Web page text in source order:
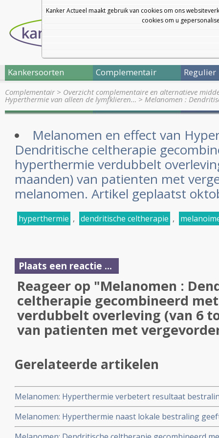
Kanker Actueel maakt gebruik van cookies om ons
cookies om u
Kankersoorten Complementair Regulier
Complementair> Overzicht complementaire en alternatieve
Hyperthermie van alleen de lymfklieren… > Melanomen :
Melanomen en effect van
Dendritische celtherapie
hyperthermie verdubbelt
maanden) van patienten met
melanomen. Artikel geplaatst
hyperthermie , dendritische celtherapie ,
Plaats een reactie ...
Reageer op "Melanomen :
celtherapie gecombineerd
verdubbelt overleving (van 6
van patienten met
Gerelateerde artikelen
Melanomen: Hyperthermie verbetert resultaat
melanomen met protonstraling.
Melanomen: Hyperthermie naast lokale bestraling
op overlevingstijd en controle over de ziekte bij